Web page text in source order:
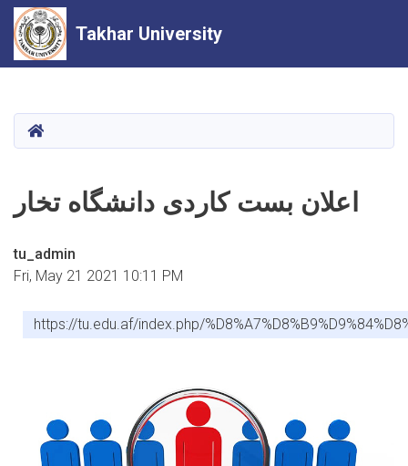
content
Takhar University
HOME
اعلان بست کاردی دانشگاه تخار
tu_admin
Fri, May 21 2021 10:11 PM
https://tu.edu.af/index.php/